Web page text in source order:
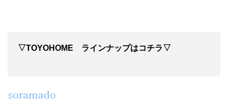
▽TOYOHOME ラインナップはコチラ▽
soramado